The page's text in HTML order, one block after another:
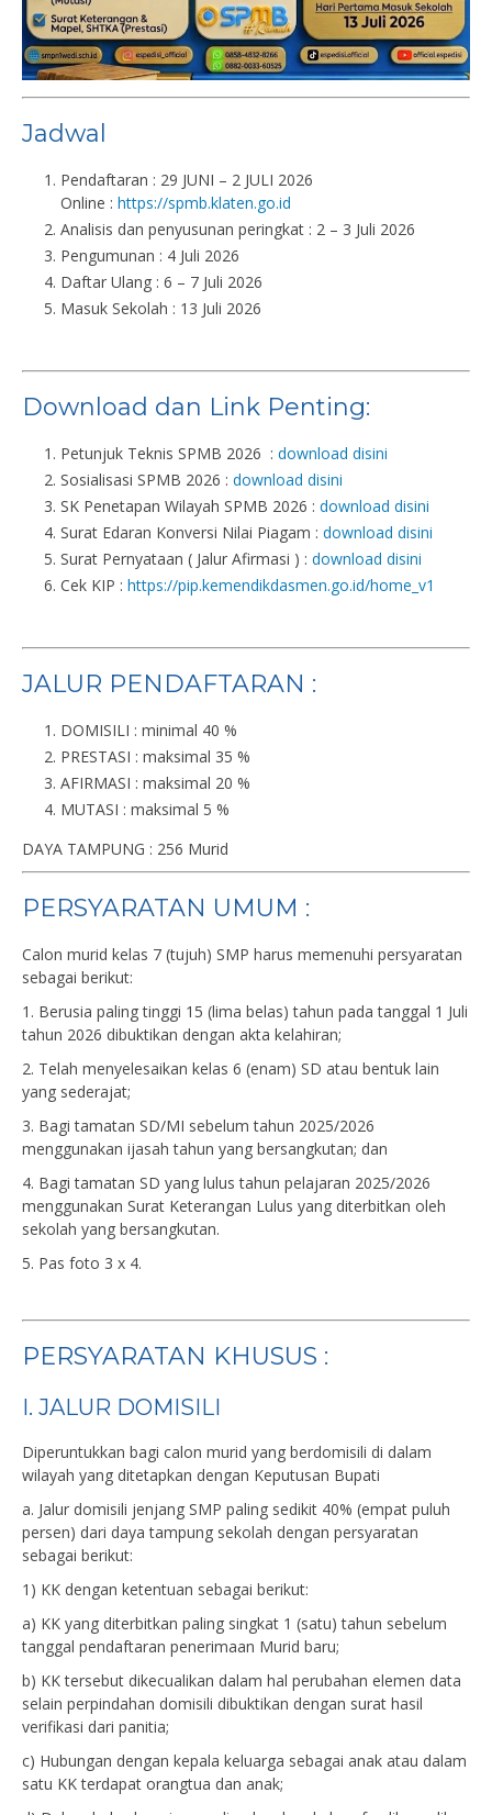
Jadwal
Pendaftaran : 29 JUNI – 2 JULI 2026
Online : https://spmb.klaten.go.id
Analisis dan penyusunan peringkat : 2 – 3 Juli 2026
Pengumunan : 4 Juli 2026
Daftar Ulang : 6 – 7 Juli 2026
Masuk Sekolah : 13 Juli 2026
Download dan Link Penting:
Petunjuk Teknis SPMB 2026 : download disini
Sosialisasi SPMB 2026 : download disini
SK Penetapan Wilayah SPMB 2026 : download disini
Surat Edaran Konversi Nilai Piagam : download disini
Surat Pernyataan ( Jalur Afirmasi ) : download disini
Cek KIP : https://pip.kemendikdasmen.go.id/home_v1
JALUR PENDAFTARAN :
DOMISILI : minimal 40 %
PRESTASI : maksimal 35 %
AFIRMASI : maksimal 20 %
MUTASI : maksimal 5 %
DAYA TAMPUNG : 256 Murid
PERSYARATAN UMUM :
Calon murid kelas 7 (tujuh) SMP harus memenuhi persyaratan
sebagai berikut:
1. Berusia paling tinggi 15 (lima belas) tahun pada tanggal 1 Juli
tahun 2026 dibuktikan dengan akta kelahiran;
2. Telah menyelesaikan kelas 6 (enam) SD atau bentuk lain
yang sederajat;
3. Bagi tamatan SD/MI sebelum tahun 2025/2026
menggunakan ijasah tahun yang bersangkutan; dan
4. Bagi tamatan SD yang lulus tahun pelajaran 2025/2026
menggunakan Surat Keterangan Lulus yang diterbitkan oleh
sekolah yang bersangkutan.
5. Pas foto 3 x 4.
PERSYARATAN KHUSUS :
I. JALUR DOMISILI
Diperuntukkan bagi calon murid yang berdomisili di dalam
wilayah yang ditetapkan dengan Keputusan Bupati
a. Jalur domisili jenjang SMP paling sedikit 40% (empat puluh
persen) dari daya tampung sekolah dengan persyaratan
sebagai berikut:
1) KK dengan ketentuan sebagai berikut:
a) KK yang diterbitkan paling singkat 1 (satu) tahun sebelum
tanggal pendaftaran penerimaan Murid baru;
b) KK tersebut dikecualikan dalam hal perubahan elemen data
selain perpindahan domisili dibuktikan dengan surat hasil
verifikasi dari panitia;
c) Hubungan dengan kepala keluarga sebagai anak atau dalam
satu KK terdapat orangtua dan anak;